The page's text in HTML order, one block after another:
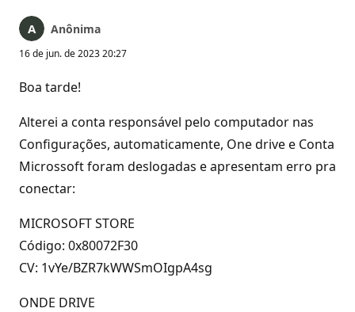
Anônima
16 de jun. de 2023 20:27
Boa tarde!
Alterei a conta responsável pelo computador nas
Configurações, automaticamente, One drive e Conta
Microssoft foram deslogadas e apresentam erro pra
conectar:
MICROSOFT STORE
Código: 0x80072F30
CV: 1vYe/BZR7kWWSmOIgpA4sg
ONDE DRIVE